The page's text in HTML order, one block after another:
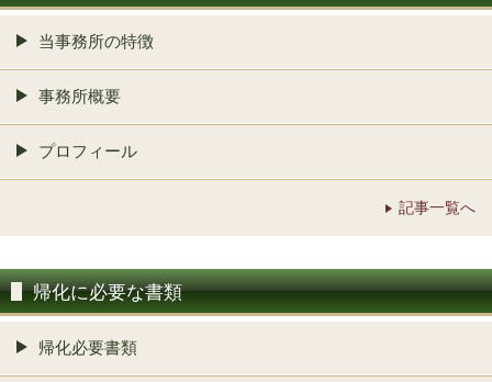
当事務所の特徴
事務所概要
プロフィール
記事一覧へ
帰化に必要な書類
帰化必要書類